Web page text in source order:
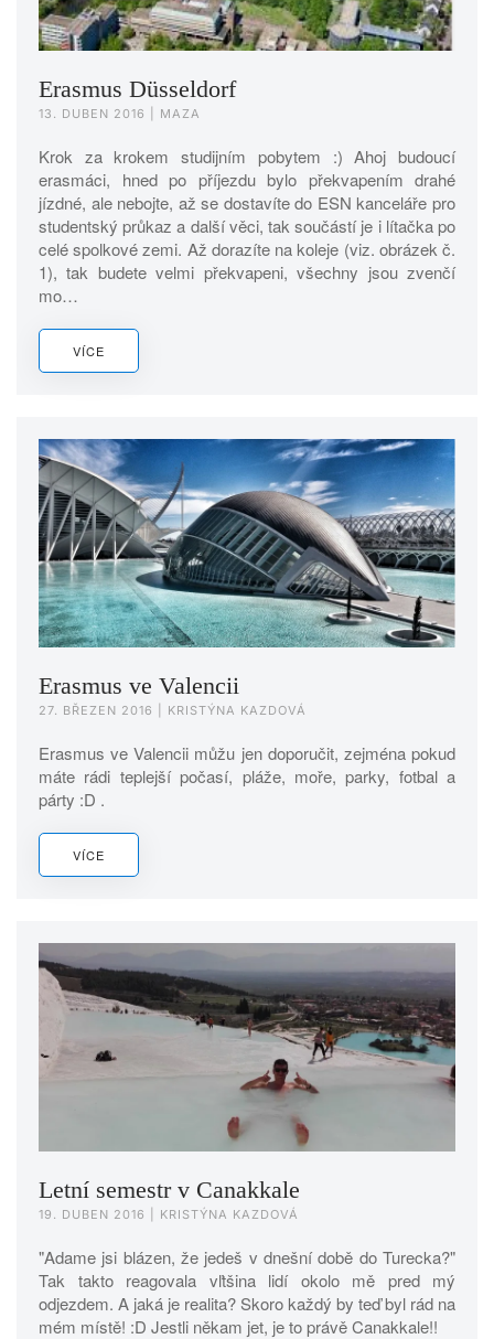
Erasmus Düsseldorf
13. DUBEN 2016 | MAZA
Krok za krokem studijním pobytem :) Ahoj budoucí
erasmáci, hned po příjezdu bylo překvapením drahé
jízdné, ale nebojte, až se dostavíte do ESN kanceláře pro
studentský průkaz a další věci, tak součástí je i lítačka po
celé spolkové zemi. Až dorazíte na koleje (viz. obrázek č.
1), tak budete velmi překvapeni, všechny jsou zvenčí
mo…
VÍCE
Erasmus ve Valencii
27. BŘEZEN 2016 | KRISTÝNA KAZDOVÁ
Erasmus ve Valencii můžu jen doporučit, zejména pokud
máte rádi teplejší počasí, pláže, moře, parky, fotbal a
párty :D .
VÍCE
Letní semestr v Canakkale
19. DUBEN 2016 | KRISTÝNA KAZDOVÁ
"Adame jsi blázen, že jedeš v dnešní době do Turecka?"
Tak takto reagovala vľtšina lidí okolo mě pred mý
odjezdem. A jaká je realita? Skoro každý by teď byl rád na
mém místě! :D Jestli někam jet, je to právě Canakkale!!